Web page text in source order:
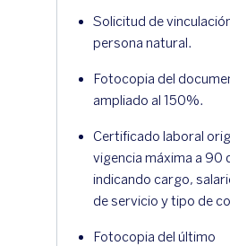
Solicitud de
persona natural.
Fotocopia del
ampliado al 150%.
Certificado laboral
vigencia máxima a 90
indicando cargo,
de servicio y tipo de
Fotocopia del último